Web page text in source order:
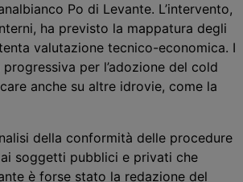
Po di Levante. L’intervento,
ha previsto la mappatura degli
valutazione tecnico-economica. I
per l’adozione del cold
anche su altre idrovie, come la
della conformità delle procedure
soggetti pubblici e privati che
è forse stato la redazione del